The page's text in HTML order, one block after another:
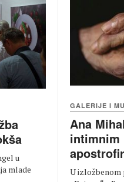
u
mlade
GALERIJE I
Ana
intimnim
U